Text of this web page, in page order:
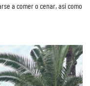
a comer o cenar, así como